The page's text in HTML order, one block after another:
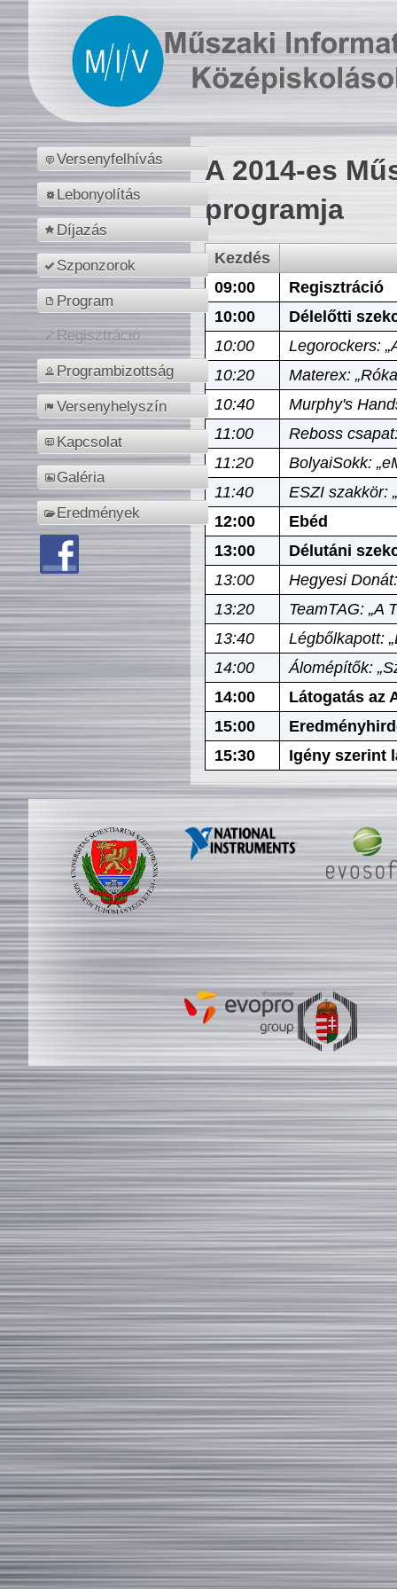
Versenyfelhívás
Lebonyolítás
Díjazás
Szponzorok
Program
Regisztráció
Programbizottság
Versenyhelyszín
Kapcsolat
Galéria
Eredmények
A 2014-es
programja
Kezdés
09:00
Regisztráció
10:00
Délelőtti
10:00
Legorockers:
10:20
Materex:
10:40
Murphy's
11:00
Reboss
11:20
BolyaiSokk:
11:40
ESZI szakkör:
12:00
Ebéd
13:00
Délutáni
13:00
Hegyesi
13:20
TeamTAG: „A
13:40
Légbőlkapott:
14:00
Álomépítők:
14:00
Látogatás az
15:00
15:30
Igény szerint